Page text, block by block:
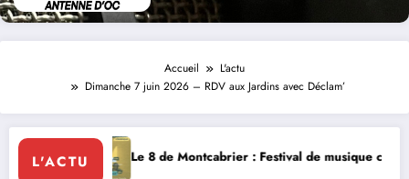
Accueil
L'actu
Dimanche 7 juin 2026 – RDV aux Jardins avec Déclam’
L'ACTU: Festival de musique classique le 8 et 9 août La Thérapie